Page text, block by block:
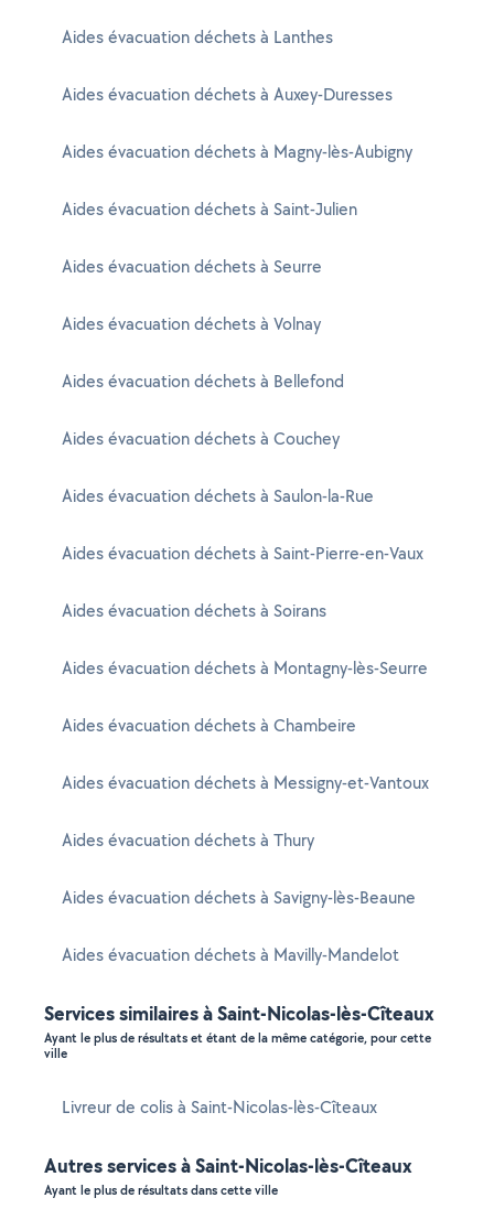
Aides évacuation déchets à Lanthes
Aides évacuation déchets à Auxey-Duresses
Aides évacuation déchets à Magny-lès-Aubigny
Aides évacuation déchets à Saint-Julien
Aides évacuation déchets à Seurre
Aides évacuation déchets à Volnay
Aides évacuation déchets à Bellefond
Aides évacuation déchets à Couchey
Aides évacuation déchets à Saulon-la-Rue
Aides évacuation déchets à Saint-Pierre-en-Vaux
Aides évacuation déchets à Soirans
Aides évacuation déchets à Montagny-lès-Seurre
Aides évacuation déchets à Chambeire
Aides évacuation déchets à Messigny-et-Vantoux
Aides évacuation déchets à Thury
Aides évacuation déchets à Savigny-lès-Beaune
Aides évacuation déchets à Mavilly-Mandelot
Services similaires à Saint-Nicolas-lès-Cîteaux
Ayant le plus de résultats et étant de la même catégorie, pour cette
ville
Livreur de colis à Saint-Nicolas-lès-Cîteaux
Autres services à Saint-Nicolas-lès-Cîteaux
Ayant le plus de résultats dans cette ville